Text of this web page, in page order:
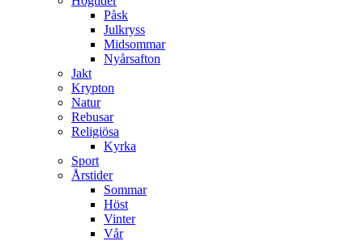
Påsk
Julkryss
Midsommar
Nyårsafton
Jakt
Krypton
Natur
Rebusar
Religiösa
Kyrka
Sport
Årstider
Sommar
Höst
Vinter
Vår